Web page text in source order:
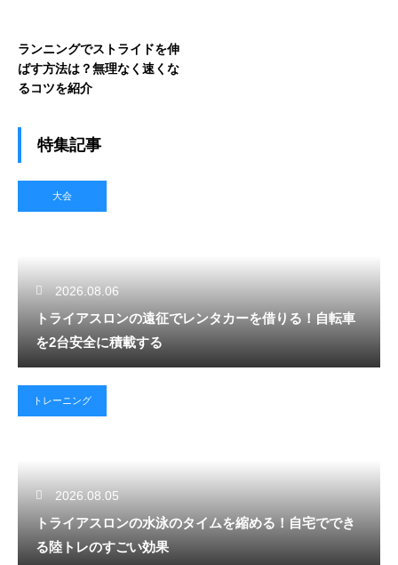
ランニングでストライドを伸
ばす方法は？無理なく速くな
るコツを紹介
特集記事
大会
2026.08.06
トライアスロンの遠征でレンタカーを借りる！自転車
を2台安全に積載する
トレーニング
2026.08.05
トライアスロンの水泳のタイムを縮める！自宅ででき
る陸トレのすごい効果